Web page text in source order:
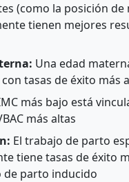
(como la posición de
tienen mejores
Una edad
tasas de éxito más
más bajo está
más altas
El trabajo de parto
tiene tasas de éxito
de parto inducido